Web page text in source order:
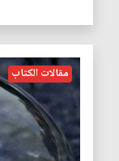
مقالات الكتاب